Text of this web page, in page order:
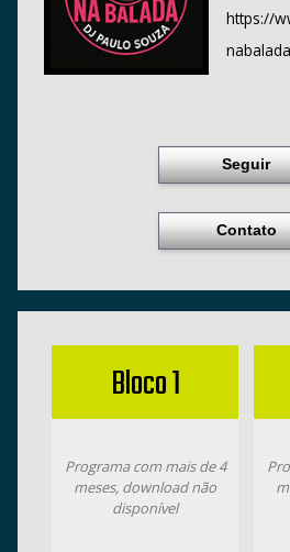
https://
Seguir
Contato
Bloco 1
Programa com mais de 4
meses, download não
disponível